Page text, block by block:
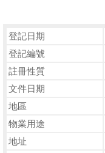
登記日期
登記編號
註冊性質
文件日期
地區
物業用途
地址